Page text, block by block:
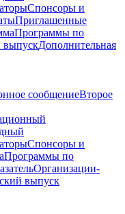
Спонсоры и
Приглашенные
Программы по
выпускДополнительная
сообщениеВторое
Спонсоры и
Программы по
Организации-
выпуск